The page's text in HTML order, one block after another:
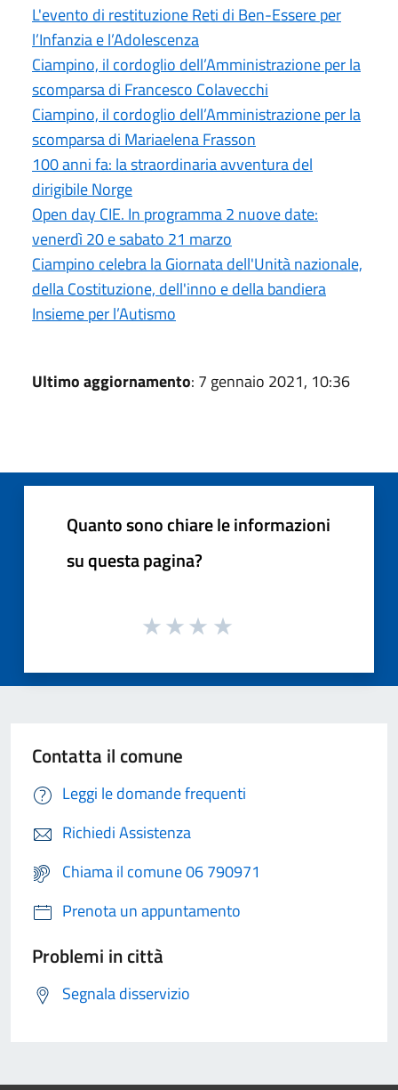
L'evento di restituzione Reti di Ben-Essere per
l’Infanzia e l’Adolescenza
Ciampino, il cordoglio dell’Amministrazione per la
scomparsa di Francesco Colavecchi
Ciampino, il cordoglio dell’Amministrazione per la
scomparsa di Mariaelena Frasson
100 anni fa: la straordinaria avventura del
dirigibile Norge
Open day CIE. In programma 2 nuove date:
venerdì 20 e sabato 21 marzo
Ciampino celebra la Giornata dell'Unità nazionale,
della Costituzione, dell'inno e della bandiera
Insieme per l’Autismo
Ultimo aggiornamento: 7 gennaio 2021, 10:36
Quanto sono chiare le informazioni
su questa pagina?
Contatta il comune
Leggi le domande frequenti
Richiedi Assistenza
Chiama il comune 06 790971
Prenota un appuntamento
Problemi in città
Segnala disservizio